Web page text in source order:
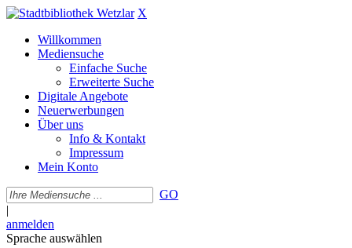
X
Willkommen
Mediensuche
Einfache Suche
Erweiterte Suche
Digitale Angebote
Neuerwerbungen
Über uns
Info & Kontakt
Impressum
Mein Konto
GO
|
anmelden
Sprache auswählen